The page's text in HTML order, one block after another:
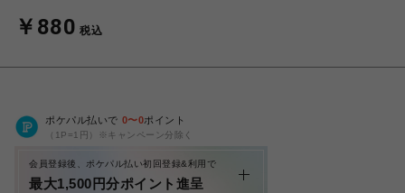
￥880 税込
ポケパル払いで 0〜0ポイント
（1P=1円）※キャンペーン分除く
会員登録後、ポケパル払い初回登録&利用で
最大1,500円分ポイント進呈